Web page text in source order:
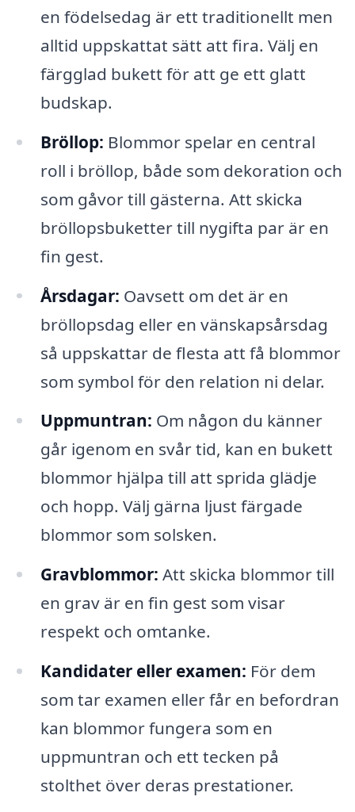
en födelsedag är ett traditionellt men
alltid uppskattat sätt att fira. Välj en
färgglad bukett för att ge ett glatt
budskap.
Bröllop: Blommor spelar en central
roll i bröllop, både som dekoration och
som gåvor till gästerna. Att skicka
bröllopsbuketter till nygifta par är en
fin gest.
Årsdagar: Oavsett om det är en
bröllopsdag eller en vänskapsårsdag
så uppskattar de flesta att få blommor
som symbol för den relation ni delar.
Uppmuntran: Om någon du känner
går igenom en svår tid, kan en bukett
blommor hjälpa till att sprida glädje
och hopp. Välj gärna ljust färgade
blommor som solsken.
Gravblommor: Att skicka blommor till
en grav är en fin gest som visar
respekt och omtanke.
Kandidater eller examen: För dem
som tar examen eller får en befordran
kan blommor fungera som en
uppmuntran och ett tecken på
stolthet över deras prestationer.